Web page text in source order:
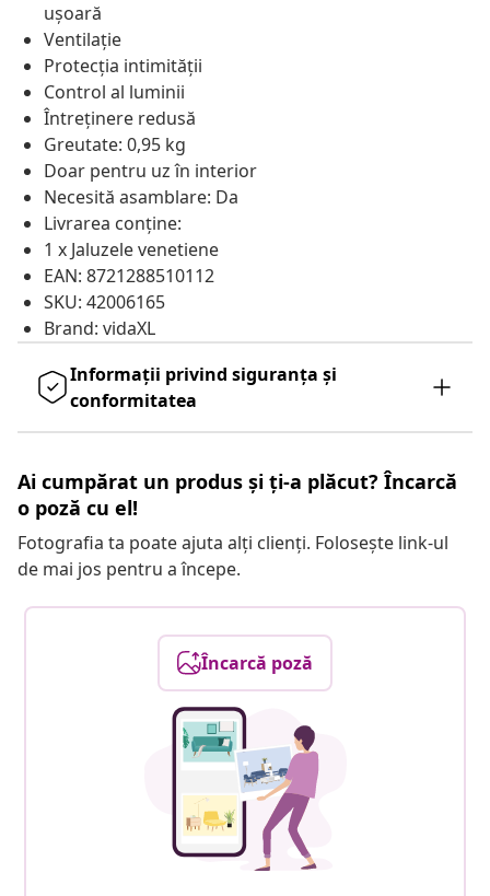
ușoară
Ventilație
Protecția intimității
Control al luminii
Întreținere redusă
Greutate: 0,95 kg
Doar pentru uz în interior
Necesită asamblare: Da
Livrarea conține:
1 x Jaluzele venetiene
EAN: 8721288510112
SKU: 42006165
Brand: vidaXL
Informații privind siguranța și
conformitatea
Ai cumpărat un produs și ți-a plăcut? Încarcă
o poză cu el!
Fotografia ta poate ajuta alți clienți. Folosește link-ul
de mai jos pentru a începe.
Încarcă poză